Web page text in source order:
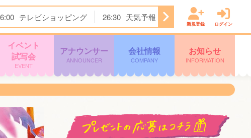
テレビショッピング 26:30 天気予報 26:31 ぽよチャンネル
新規登録 ログイン
イベント
試写会
EVENT
アナウンサー
ANNOUNCER
会社情報
COMPANY
お知らせ
INFORMATION